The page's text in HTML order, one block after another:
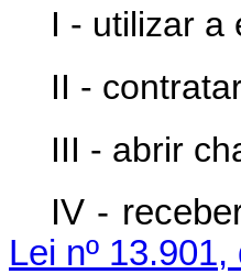
I - utilizar a
II -
III - abrir
IV -
Lei nº 13.901,